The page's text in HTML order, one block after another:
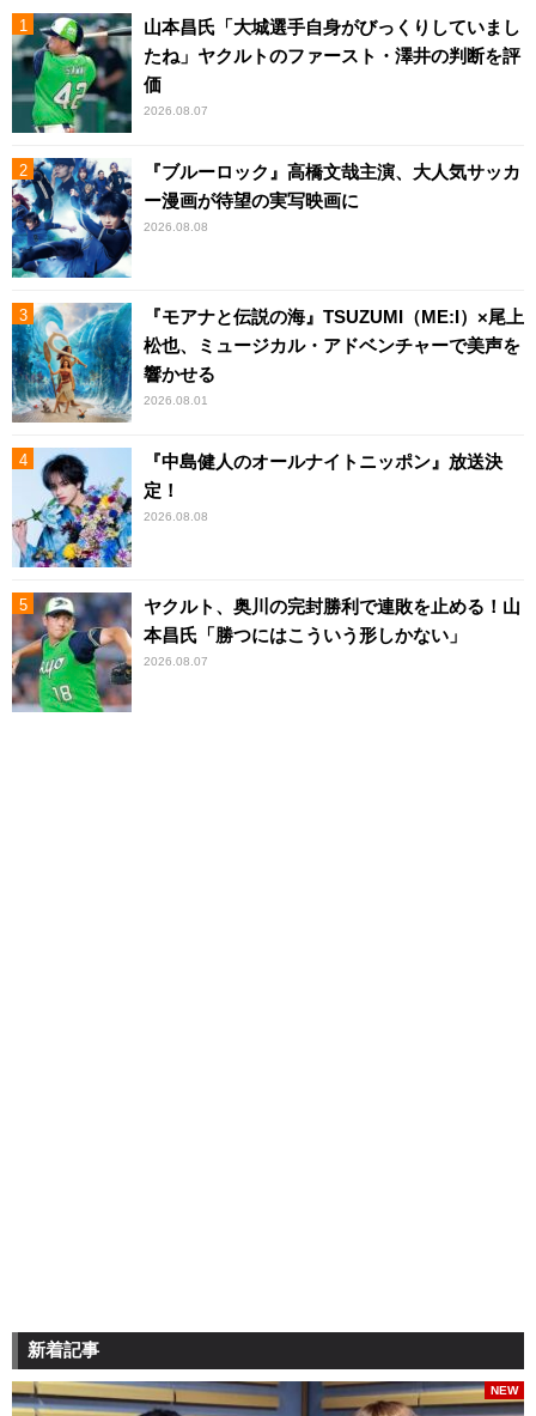
山本昌氏「大城選手自身がびっくりしていまし
たね」ヤクルトのファースト・澤井の判断を評
価
2026.08.07
『ブルーロック』高橋文哉主演、大人気サッカ
ー漫画が待望の実写映画に
2026.08.08
『モアナと伝説の海』TSUZUMI（ME:I）×尾上
松也、ミュージカル・アドベンチャーで美声を
響かせる
2026.08.01
『中島健人のオールナイトニッポン』放送決
定！
2026.08.08
ヤクルト、奥川の完封勝利で連敗を止める！山
本昌氏「勝つにはこういう形しかない」
2026.08.07
新着記事
NEW